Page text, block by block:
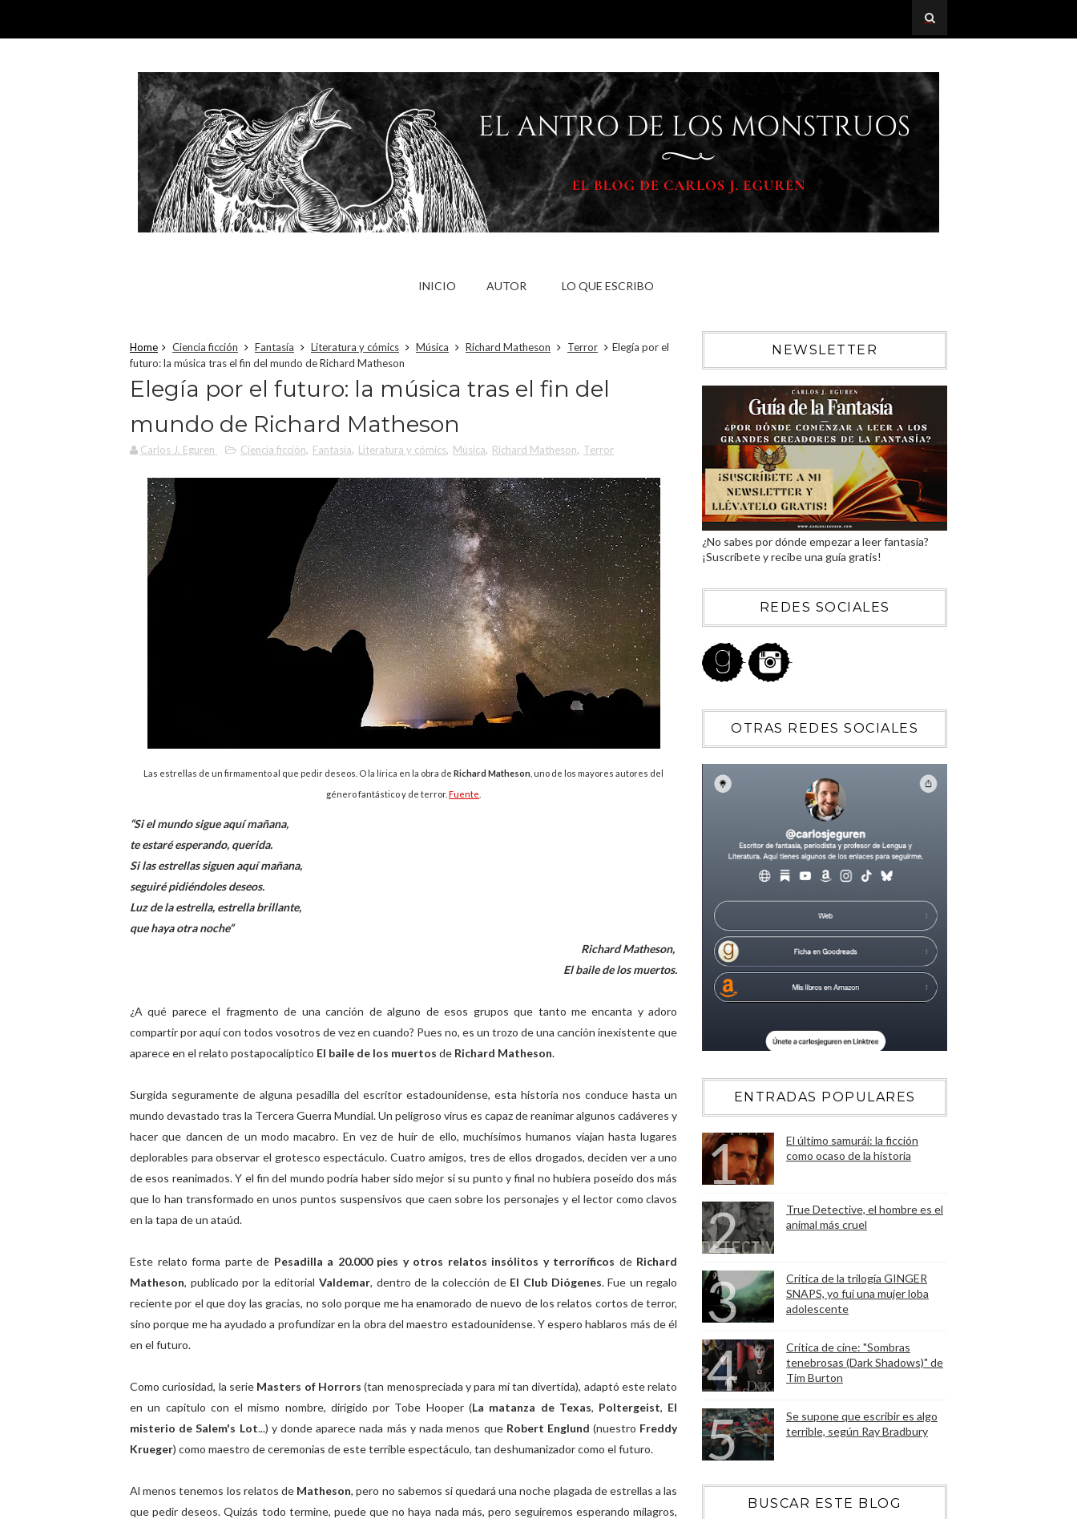
INICIO AUTOR LO QUE ESCRIBO
Home Ciencia ficción Fantasía Literatura y cómics Música Richard Matheson Terror
Elegía por el
futuro: la música tras el fin del mundo de Richard Matheson
Elegía por el futuro: la música tras el fin del
mundo de Richard Matheson
Carlos J. Eguren Ciencia ficción, Fantasía, Literatura y cómics, Música, Richard Matheson, Terror
Las estrellas de un firmamento al que pedir deseos. O la lírica en la obra deRichard Matheson , uno de los mayores autores del
género fantástico y de terror.Fuente
“Si el mundo sigue aquí mañana,
te estaré esperando, querida.
Si las estrellas siguen aquí mañana,
seguiré pidiéndoles deseos.
Luz de la estrella, estrella brillante,
que haya otra noche”
Richard Matheson,
El baile de los muertos.
¿A qué parece el fragmento de una canción de alguno de esos grupos que tanto me encanta y adoro
compartir por aquí con todos vosotros de vez en cuando? Pues no, es un trozo de una canción inexistente que
aparece en el relato postapocalíptico El baile de los muertos de Richard Matheson.
Surgida seguramente de alguna pesadilla del escritor estadounidense, esta historia nos conduce hasta un
mundo devastado tras la Tercera Guerra Mundial. Un peligroso virus es capaz de reanimar algunos cadáveres y
hacer que dancen de un modo macabro. En vez de huir de ello, muchísimos humanos viajan hasta lugares
deplorables para observar el grotesco espectáculo. Cuatro amigos, tres de ellos drogados, deciden ver a uno
de esos reanimados. Y el fin del mundo podría haber sido mejor si su punto y final no hubiera poseído dos más
que lo han transformado en unos puntos suspensivos que caen sobre los personajes y el lector como clavos
en la tapa de un ataúd.
Este relato forma parte de Pesadilla a 20.000 pies y otros relatos insólitos y terroríficos de Richard
Matheson, publicado por la editorial Valdemar, dentro de la colección de El Club Diógenes. Fue un regalo
reciente por el que doy las gracias, no solo porque me ha enamorado de nuevo de los relatos cortos de terror,
sino porque me ha ayudado a profundizar en la obra del maestro estadounidense. Y espero hablaros más de él
en el futuro.
Como curiosidad, la serie Masters of Horrors (tan menospreciada y para mí tan divertida), adaptó este relato
en un capítulo con el mismo nombre, dirigido por Tobe Hooper (La matanza de Texas, Poltergeist, El
misterio de Salem's Lot...) y donde aparece nada más y nada menos que Robert Englund (nuestro Freddy
Krueger) como maestro de ceremonias de este terrible espectáculo, tan deshumanizador como el futuro.
Al menos tenemos los relatos de Matheson, pero no sabemos si quedará una noche plagada de estrellas a las
que pedir deseos. Quizás todo termine, puede que no haya nada más, pero seguiremos esperando milagros,
NEWSLETTER
¿No sabes por dónde empezar a leer fantasía?
¡Suscríbete y recibe una guía gratis!
REDES SOCIALES
OTRAS REDES SOCIALES
ENTRADAS POPULARES
El último samurái: la ficción
como ocaso de la historia
True Detective, el hombre es el
animal más cruel
Crítica de la trilogía GINGER
SNAPS, yo fui una mujer loba
adolescente
Crítica de cine: "Sombras
tenebrosas (Dark Shadows)" de
Tim Burton
Se supone que escribir es algo
terrible, según Ray Bradbury
BUSCAR ESTE BLOG